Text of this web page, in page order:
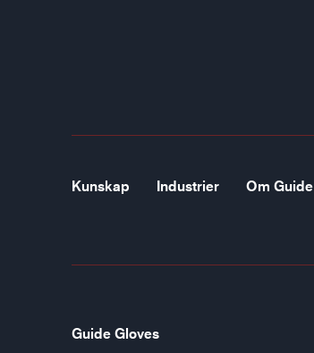
Kunskap Industrier Om Guide
Guide Gloves